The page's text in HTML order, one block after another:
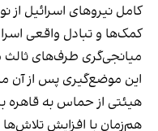
کامل نیروهای اسرائیل از
کمک‌ها و تبادل واقعی
میانجی‌گری طرف‌های ثالث
این موضع‌گیری پس از آن
هیئتی از حماس به قاهره
هم‌زمان با افزایش تلاش‌ها